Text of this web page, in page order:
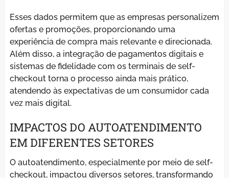
Esses dados permitem que as empresas personalizem
ofertas e promoções, proporcionando uma
experiência de compra mais relevante e direcionada.
Além disso, a integração de pagamentos digitais e
sistemas de fidelidade com os terminais de self-
checkout torna o processo ainda mais prático,
atendendo às expectativas de um consumidor cada
vez mais digital.
IMPACTOS DO AUTOATENDIMENTO
EM DIFERENTES SETORES
O autoatendimento, especialmente por meio de self-
checkout, impactou diversos setores, transformando